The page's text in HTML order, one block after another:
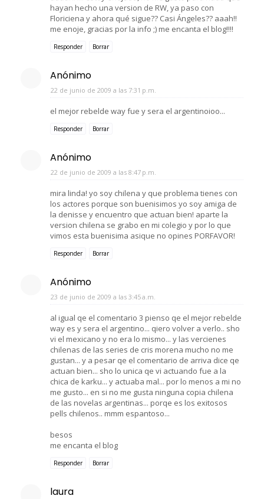
hayan hecho una version de RW, ya paso con
Floriciena y ahora qué sigue?? Casi Ángeles?? aaah!!
me enoje, gracias por la info ;) me encanta el blog!!!!
Responder Borrar
Anónimo
22 de junio de 2009 a las 7:31 p.m.
el mejor rebelde way fue y sera el argentinoioo...
Responder Borrar
Anónimo
22 de junio de 2009 a las 8:47 p.m.
mira linda! yo soy chilena y que problema tienes con
los actores porque son buenisimos yo soy amiga de
la denisse y encuentro que actuan bien! aparte la
version chilena se grabo en mi colegio y por lo que
vimos esta buenisima asique no opines PORFAVOR!
Responder Borrar
Anónimo
23 de junio de 2009 a las 3:45 a.m.
al igual qe el comentario 3 pienso qe el mejor rebelde
way es y sera el argentino... qiero volver a verlo.. sho
vi el mexicano y no era lo mismo... y las vercienes
chilenas de las series de cris morena mucho no me
gustan... y a pesar qe el comentario de arriva dice qe
actuan bien... sho lo unica qe vi actuando fue a la
chica de karku... y actuaba mal... por lo menos a mi no
me gusto... en si no me gusta ninguna copia chilena
de las novelas argentinas... porqe es los exitosos
pells chilenos.. mmm espantoso...
besos
me encanta el blog
Responder Borrar
laura